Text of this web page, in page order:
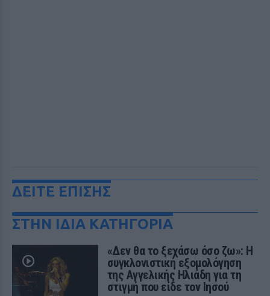
ΔΕΙΤΕ ΕΠΙΣΗΣ
ΣΤΗΝ ΙΔΙΑ ΚΑΤΗΓΟΡΙΑ
«Δεν θα το ξεχάσω όσο ζω»: Η
συγκλονιστική εξομολόγηση
της Αγγελικής Ηλιάδη για τη
στιγμή που είδε τον Ιησού